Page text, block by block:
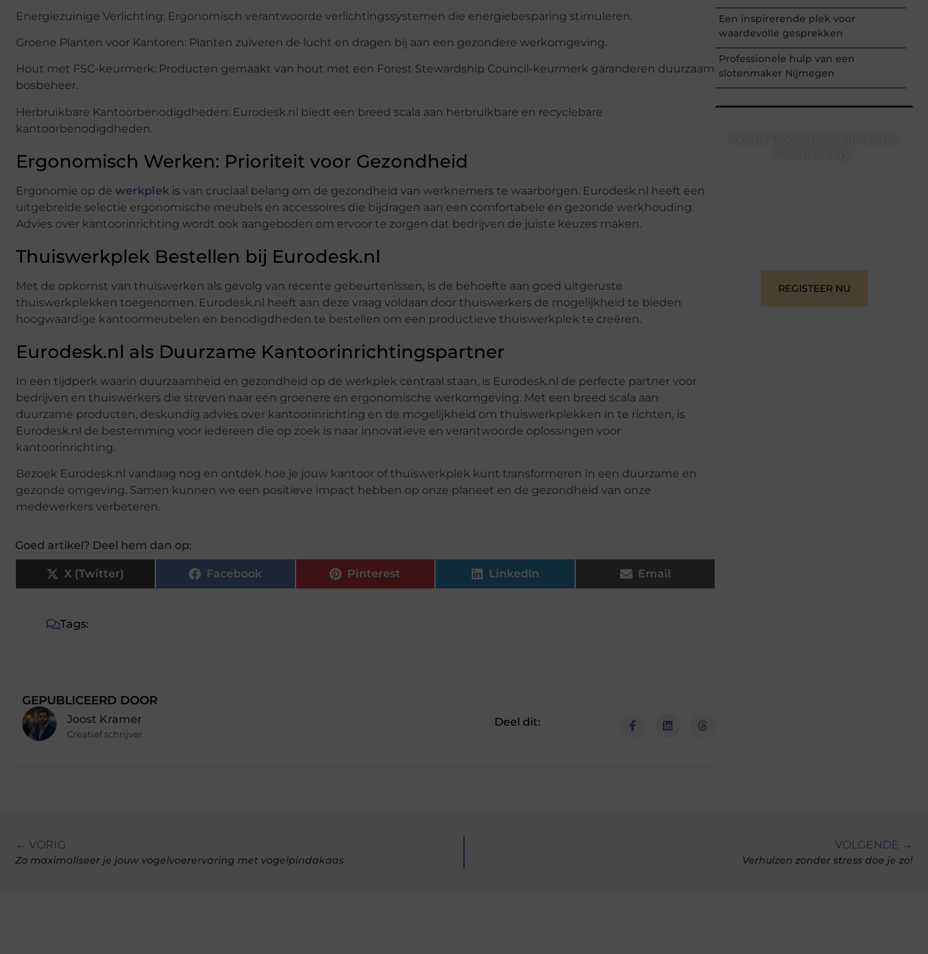
Energiezuinige Verlichting: Ergonomisch verantwoorde verlichtingssystemen die energiebesparing stimuleren.
Groene Planten voor Kantoren: Planten zuiveren de lucht en dragen bij aan een gezondere werkomgeving.
Hout met FSC-keurmerk: Producten gemaakt van hout met een Forest Stewardship Council-keurmerk garanderen duurzaam
bosbeheer.
Herbruikbare Kantoorbenodigdheden: Eurodesk.nl biedt een breed scala aan herbruikbare en recyclebare
kantoorbenodigdheden.
Ergonomisch Werken: Prioriteit voor Gezondheid
Ergonomie op de werkplek is van cruciaal belang om de gezondheid van werknemers te waarborgen. Eurodesk.nl heeft een
uitgebreide selectie ergonomische meubels en accessoires die bijdragen aan een comfortabele en gezonde werkhouding.
Advies over kantoorinrichting wordt ook aangeboden om ervoor te zorgen dat bedrijven de juiste keuzes maken.
Thuiswerkplek Bestellen bij Eurodesk.nl
Met de opkomst van thuiswerken als gevolg van recente gebeurtenissen, is de behoefte aan goed uitgeruste
thuiswerkplekken toegenomen. Eurodesk.nl heeft aan deze vraag voldaan door thuiswerkers de mogelijkheid te bieden
hoogwaardige kantoormeubelen en benodigdheden te bestellen om een productieve thuiswerkplek te creëren.
Eurodesk.nl als Duurzame Kantoorinrichtingspartner
In een tijdperk waarin duurzaamheid en gezondheid op de werkplek centraal staan, is Eurodesk.nl de perfecte partner voor
bedrijven en thuiswerkers die streven naar een groenere en ergonomische werkomgeving. Met een breed scala aan
duurzame producten, deskundig advies over kantoorinrichting en de mogelijkheid om thuiswerkplekken in te richten, is
Eurodesk.nl de bestemming voor iedereen die op zoek is naar innovatieve en verantwoorde oplossingen voor
kantoorinrichting.
Bezoek Eurodesk.nl vandaag nog en ontdek hoe je jouw kantoor of thuiswerkplek kunt transformeren in een duurzame en
gezonde omgeving. Samen kunnen we een positieve impact hebben op onze planeet en de gezondheid van onze
medewerkers verbeteren.
Goed artikel? Deel hem dan op:
X (Twitter) Facebook Pinterest LinkedIn Email
Tags:
GEPUBLICEERD DOOR
Joost Kramer
Creatief schrijver
Deel dit:
Een inspirerende plek voor
waardevolle gesprekken
Professionele hulp van een
slotenmaker Nijmegen
REGISTEER NU
← VORIG
Zo maximaliseer je jouw vogelvoerervaring met vogelpindakaas
VOLGENDE →
Verhuizen zonder stress doe je zo!